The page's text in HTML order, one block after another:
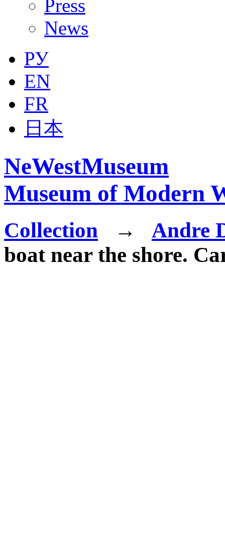
Press
News
РУ
EN
FR
日本
NeWestMuseum
Museum of Modern
Collection →
Andre
boat near the shore.